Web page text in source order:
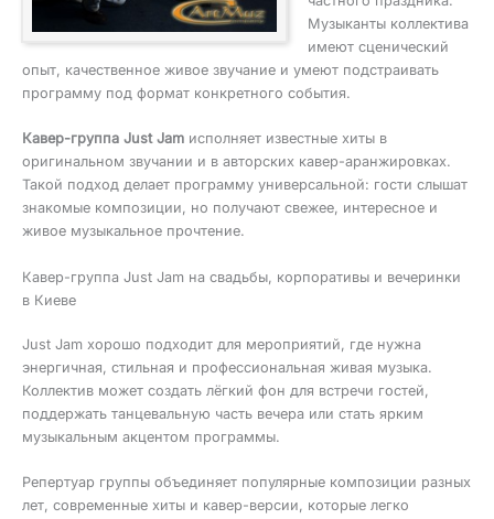
Музыканты коллектива
имеют сценический
опыт, качественное живое звучание и умеют подстраивать
программу под формат конкретного события.
Кавер-группа Just Jam исполняет известные хиты в
оригинальном звучании и в авторских кавер-аранжировках.
Такой подход делает программу универсальной: гости слышат
знакомые композиции, но получают свежее, интересное и
живое музыкальное прочтение.
Кавер-группа Just Jam на свадьбы, корпоративы и вечеринки
в Киеве
Just Jam хорошо подходит для мероприятий, где нужна
энергичная, стильная и профессиональная живая музыка.
Коллектив может создать лёгкий фон для встречи гостей,
поддержать танцевальную часть вечера или стать ярким
музыкальным акцентом программы.
Репертуар группы объединяет популярные композиции разных
лет, современные хиты и кавер-версии, которые легко